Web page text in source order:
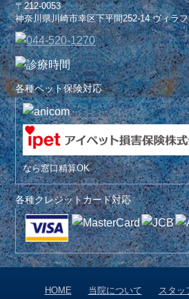
〒212-0053
神奈川県川崎市幸区下平間252-14 ヴィラ
各種ペット保険対応
なら窓口精算OK
各種クレジットカード対応
HOME 当院について スタッ